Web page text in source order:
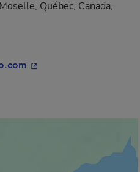
Québec, Canada,
- Cet hyperlien